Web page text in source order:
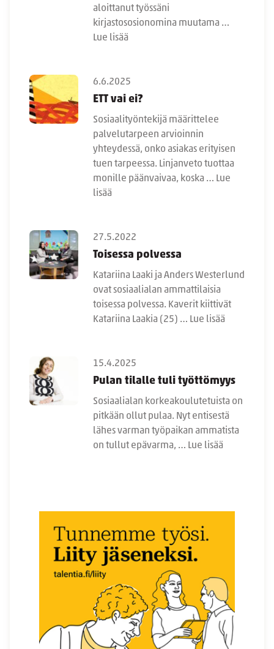
aloittanut työssäni
kirjastososionomina muutama …
Lue lisää
6.6.2025
ETT vai ei?
Sosiaalityöntekijä määrittelee
palvelutarpeen arvioinnin
yhteydessä, onko asiakas erityisen
tuen tarpeessa. Linjanveto tuottaa
monille päänvaivaa, koska … Lue
lisää
27.5.2022
Toisessa polvessa
Katariina Laaki ja Anders Westerlund
ovat sosiaalialan ammattilaisia
toisessa polvessa. Kaverit kiittivät
Katariina Laakia (25) … Lue lisää
15.4.2025
Pulan tilalle tuli työttömyys
Sosiaalialan korkeakoulutetuista on
pitkään ollut pulaa. Nyt entisestä
lähes varman työpaikan ammatista
on tullut epävarma, … Lue lisää